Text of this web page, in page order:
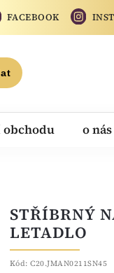
FACEBOOK
o nás
STŘÍBRNÝ
LETADLO
Kód: C20.JMAN0211SN45